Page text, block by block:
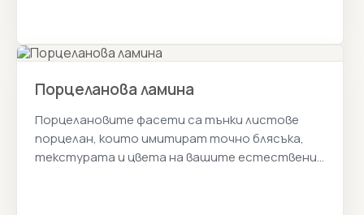
Порцеланова ламина
Порцелановите фасети са тънки листове
порцелан, които имитират точно блясъка,
текстурата и цвета на вашите естествени